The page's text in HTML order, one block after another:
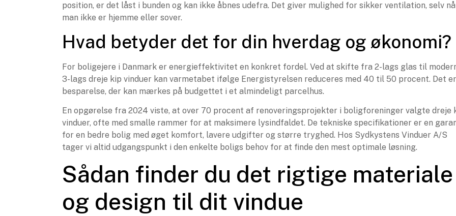
position, er det låst i bunden og kan ikke åbnes udefra. Det giver mulighed for sikker ventilation, selv
man ikke er hjemme eller sover.
Hvad betyder det for din hverdag og økonomi?
For boligejere i Danmark er energieffektivitet en konkret fordel. Ved at skifte fra 2-lags glas til
3-lags dreje kip vinduer kan varmetabet ifølge Energistyrelsen reduceres med 40 til 50 procent. Det
besparelse, der kan mærkes på budgettet i et almindeligt parcelhus.
En opgørelse fra 2024 viste, at over 70 procent af renoveringsprojekter i boligforeninger valgte dreje
vinduer, ofte med smalle rammer for at maksimere lysindfaldet. De tekniske specifikationer er en
for en bedre bolig med øget komfort, lavere udgifter og større tryghed. Hos Sydkystens Vinduer A/S
tager vi altid udgangspunkt i den enkelte boligs behov for at finde den mest optimale løsning.
Sådan finder du det rigtige materiale
og design til dit vindue